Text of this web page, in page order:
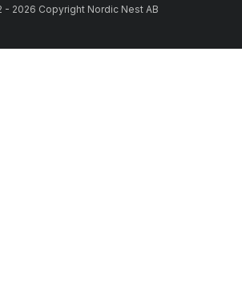
- 2026 Copyright Nordic Nest AB